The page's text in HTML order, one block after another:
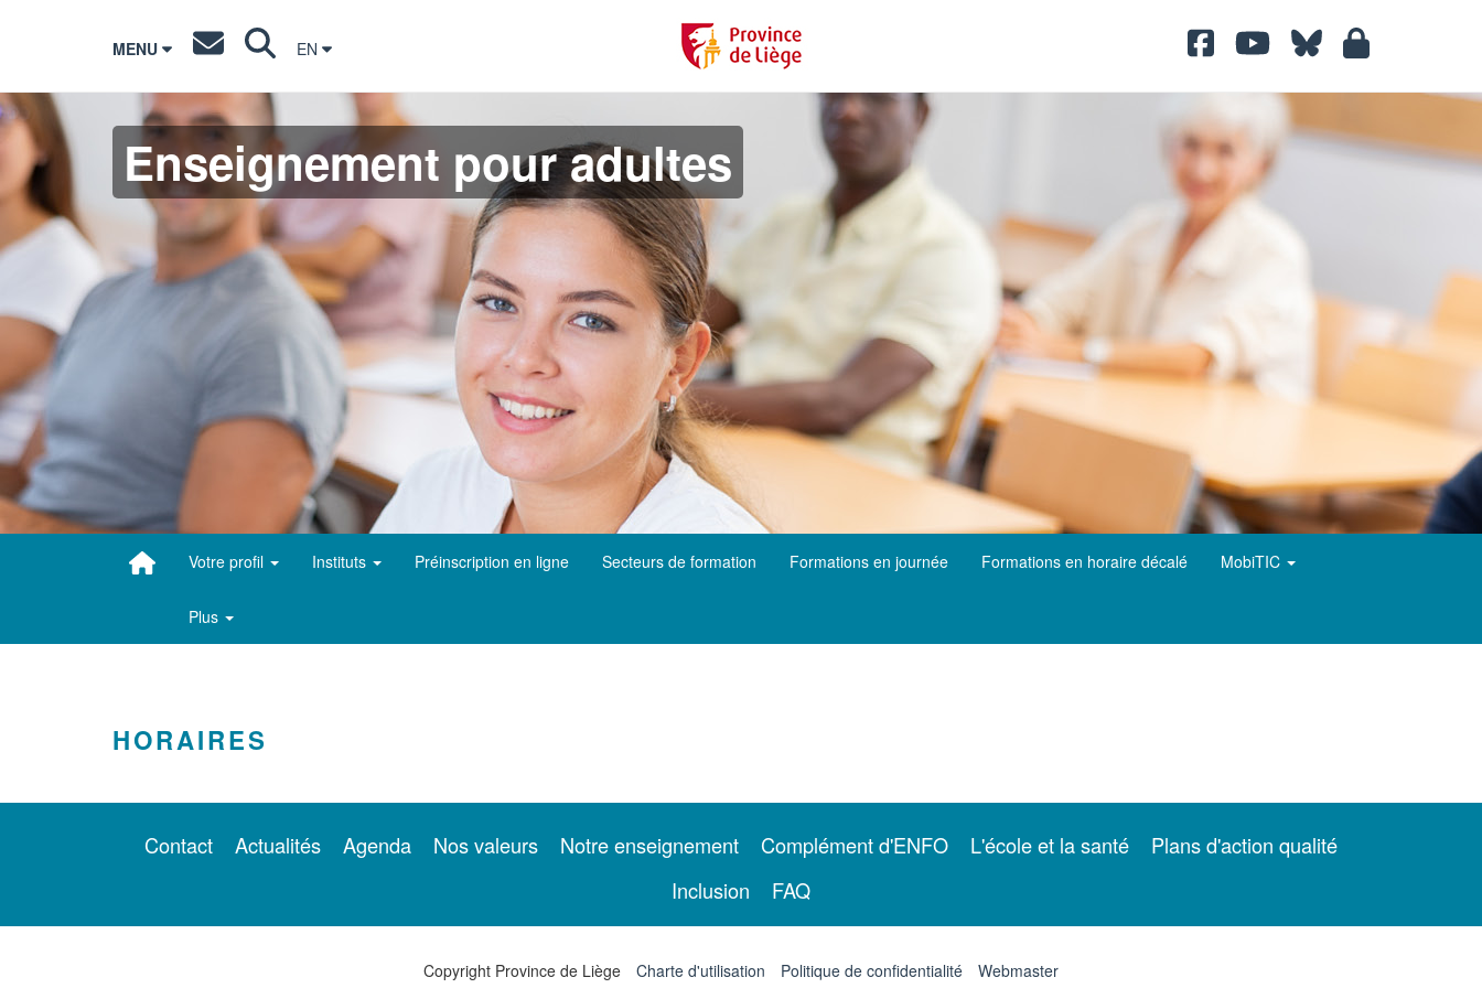
MENU EN
Enseignement pour adultes
Votre profil Instituts Préinscription en ligne Secteurs de formation Formations en journée Formations en horaire décalé MobiTIC
Plus
HORAIRES
Contact Actualités Agenda Nos valeurs Notre enseignement Complément d'ENFO L'école et la santé
Plans d'action qualité
Inclusion
FAQ
Copyright Province de Liège Charte d'utilisation Politique de confidentialité Webmaster